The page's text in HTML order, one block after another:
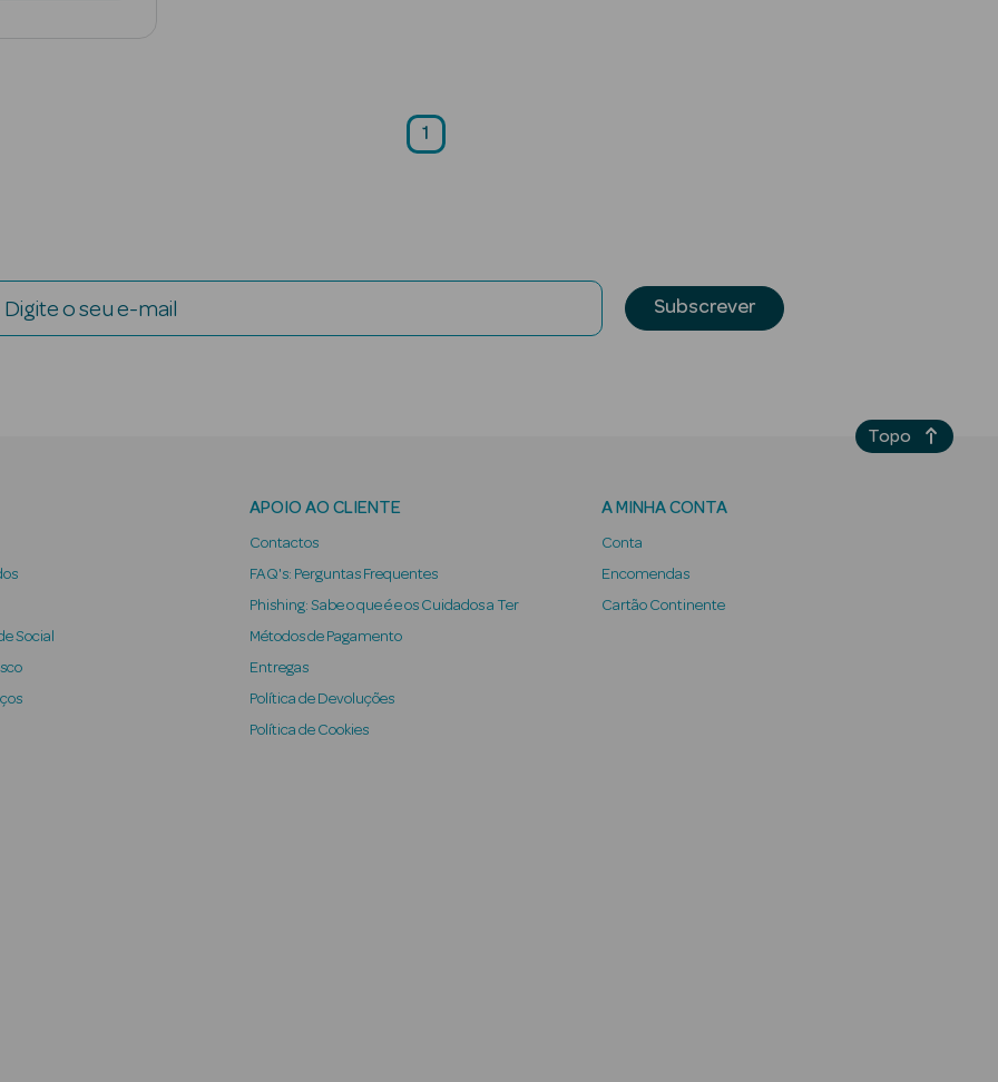
1
Digite o seu e-mail Subscrever
Social
APOIO AO CLIENTE
Contactos
FAQ's: Perguntas Frequentes
Phishing: Sabe o que é e os Cuidados a Ter
Métodos de Pagamento
Entregas
Política de Devoluções
Política de Cookies
A MINHA CONTA
Conta
Encomendas
Cartão Continente
Topo